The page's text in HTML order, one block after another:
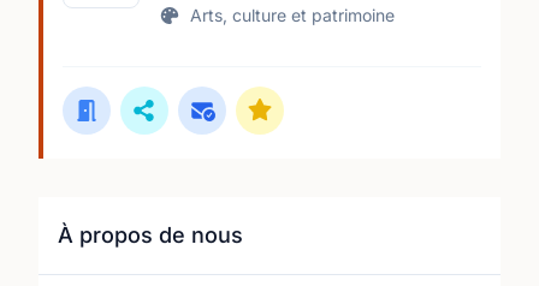
Arts, culture et patrimoine
À propos de nous